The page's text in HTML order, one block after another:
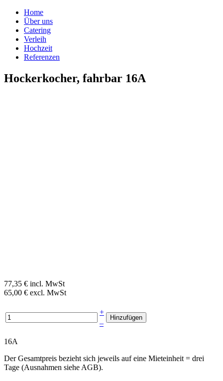
Home
Über uns
Catering
Verleih
Hochzeit
Referenzen
Hockerkocher, fahrbar 16A
77,35 € incl. MwSt
65,00 € excl. MwSt
+
–
16A
Der Gesamtpreis bezieht sich jeweils auf eine Mieteinheit = drei
Tage (Ausnahmen siehe AGB).